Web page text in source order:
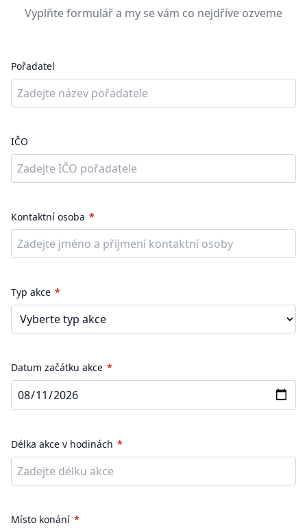
Vyplňte formulář a my se vám co nejdříve ozveme
Pořadatel
IČO
Kontaktní osoba
Typ akce
Datum začátku akce
Délka akce v hodinách
Místo konání